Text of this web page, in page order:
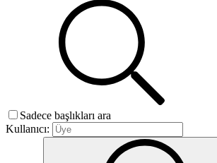
Sadece başlıkları ara
Kullanıcı: